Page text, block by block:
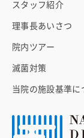
スタッフ紹介
理事長あいさつ
院内ツアー
滅菌対策
当院の施設基準に